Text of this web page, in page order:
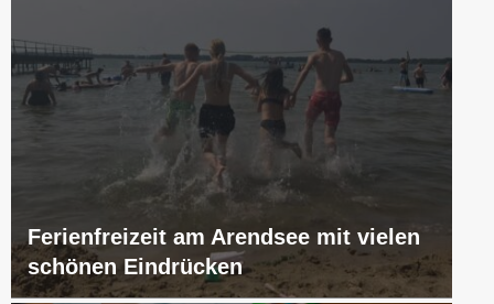
Ferienfreizeit am Arendsee mit vielen
schönen Eindrücken